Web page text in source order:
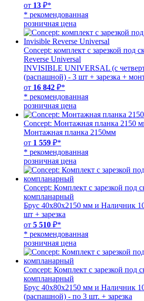
от 13 ₽*
* рекомендованная
розничная цена
Concept: комплект с зарезкой под
Reverse Universal
INVISIBLE UNIVERSAL (с
(распашной) - 3 шт + зарезка +
от 16 842 ₽*
* рекомендованная
розничная цена
Concept: Монтажная планка 2150
Монтажная планка 2150мм
от 1 559 ₽*
* рекомендованная
розничная цена
Concept: Комплект с зарезкой под
компланарный
Брус 40х80х2150 мм и Наличник
шт + зарезка
от 5 510 ₽*
* рекомендованная
розничная цена
Concept: Комплект с зарезкой под
компланарный
Брус 40х80х2150 мм и Наличник
(распашной) - по 3 шт. + зарезка